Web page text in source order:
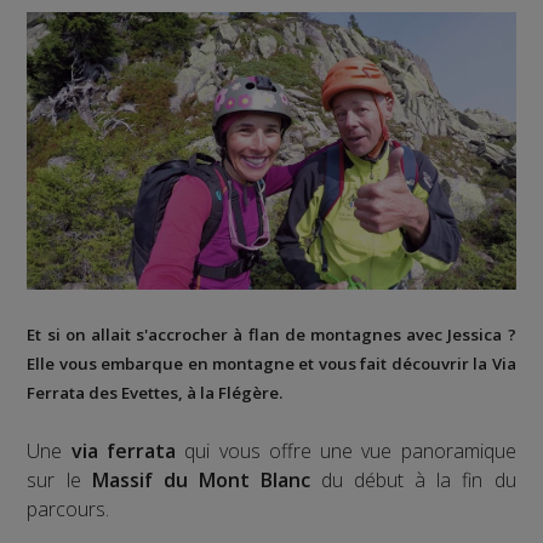
Et si on allait s'accrocher à flan de montagnes avec Jessica ?
Elle vous embarque en montagne et vous fait découvrir la Via
Ferrata des Evettes, à la Flégère.
Une via ferrata qui vous offre une vue panoramique
sur le Massif du Mont Blancdu début à la fin du
parcours.